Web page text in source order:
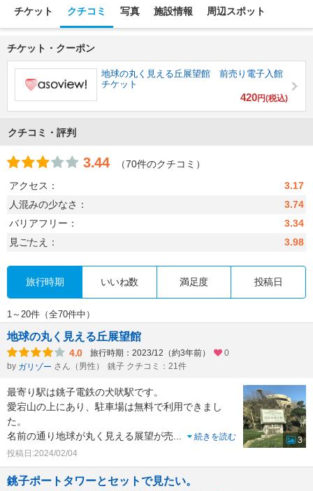
チケット クチコミ 写真 施設情報 周辺スポット
チケット・クーポン
地球の丸く見える丘展望館 前売り電子入館
チケット
420円(税込)
クチコミ・評判
3.44
（70件のクチコミ）
アクセス：
3.17
人混みの少なさ：
3.74
バリアフリー：
3.34
見ごたえ：
3.98
旅行時期 いいね数 満足度 投稿日
1～20件（全70件中）
地球の丸く見える丘展望館
4.0 旅行時期：2023/12（約3年前）
0
by ガリゾー さん（男性） 銚子 クチコミ：21件
最寄り駅は銚子電鉄の犬吠駅です。
愛宕山の上にあり、駐車場は無料で利用できまし
た。
名前の通り地球が丸く見える展望が売
続きを読む
投稿日:2024/02/04
3
銚子ポートタワーとセットで見たい。